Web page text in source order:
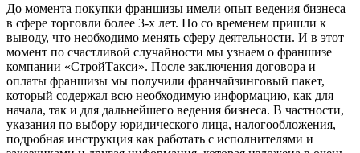
До момента покупки франшизы имели опыт ведения бизнеса
в сфере торговли более 3-х лет. Но со временем пришли к
выводу, что необходимо менять сферу деятельности. И в этот
момент по счастливой случайности мы узнаем о франшизе
компании «СтройТакси». После заключения договора и
оплаты франшизы мы получили франчайзинговый пакет,
который содержал всю необходимую информацию, как для
начала, так и для дальнейшего ведения бизнеса. В частности,
указания по выбору юридического лица, налогообложения,
подробная инструкция как работать с исполнителями и